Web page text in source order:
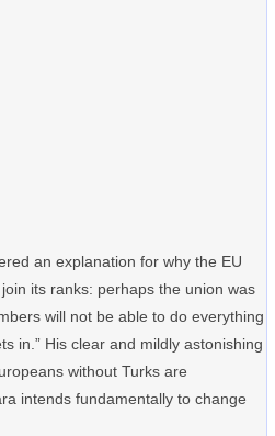
an explanation for why the EU
its ranks: perhaps the union was
will not be able to do everything
in.” His clear and mildly astonishing
without Turks are
intends fundamentally to change